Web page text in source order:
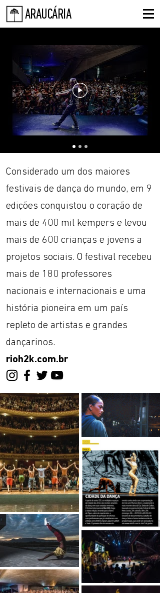
ARAUCÁRIA
Considerado um dos maiores
festivais de dança do mundo, em 9
edições conquistou o coração de
mais de 400 mil kempers e levou
mais de 600 crianças e jovens a
projetos sociais. O festival recebeu
mais de 180 professores
nacionais e internacionais e uma
história pioneira em um país
repleto de artistas e grandes
dançarinos.
rioh2k.com.br